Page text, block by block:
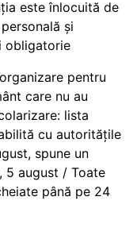
este înlocuită de
și
obligatorie
pentru
care nu au
lista
cu autoritățile
spune un
5 august / Toate
până pe 24